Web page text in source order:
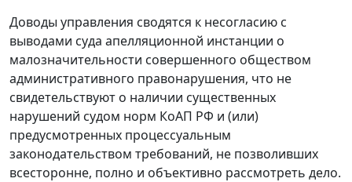
Доводы управления сводятся к несогласию с
выводами суда апелляционной инстанции о
малозначительности совершенного обществом
административного правонарушения, что не
свидетельствуют о наличии существенных
нарушений судом норм КоАП РФ и (или)
предусмотренных процессуальным
законодательством требований, не позволивших
всесторонне, полно и объективно рассмотреть дело.